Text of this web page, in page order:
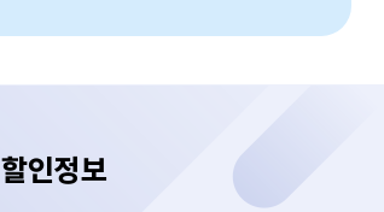
할인정보